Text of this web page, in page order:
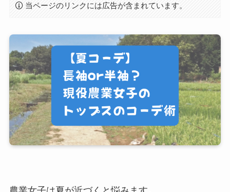
当ページのリンクには広告が含まれています。